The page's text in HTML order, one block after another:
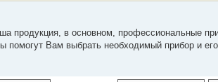
продукция, в основном, профессиональные
Вам выбрать необходимый прибор и